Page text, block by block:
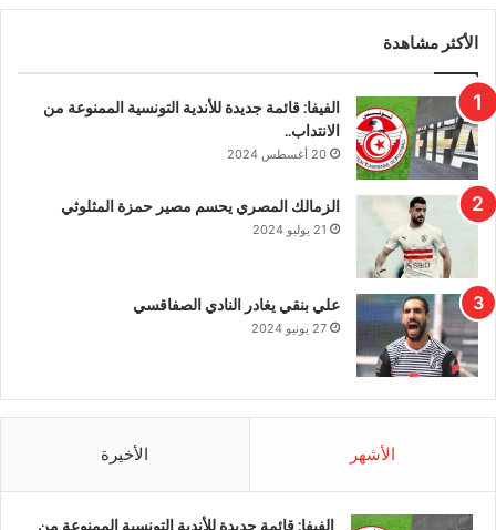
الأكثر مشاهدة
الفيفا: قائمة جديدة للأندية التونسية الممنوعة من
الانتداب..
20 أغسطس 2024
الزمالك المصري يحسم مصير حمزة المثلوثي
21 يوليو 2024
علي بنقي يغادر النادي الصفاقسي
27 يونيو 2024
الأشهر الأخيرة
الفيفا: قائمة جديدة للأندية التونسية الممنوعة من